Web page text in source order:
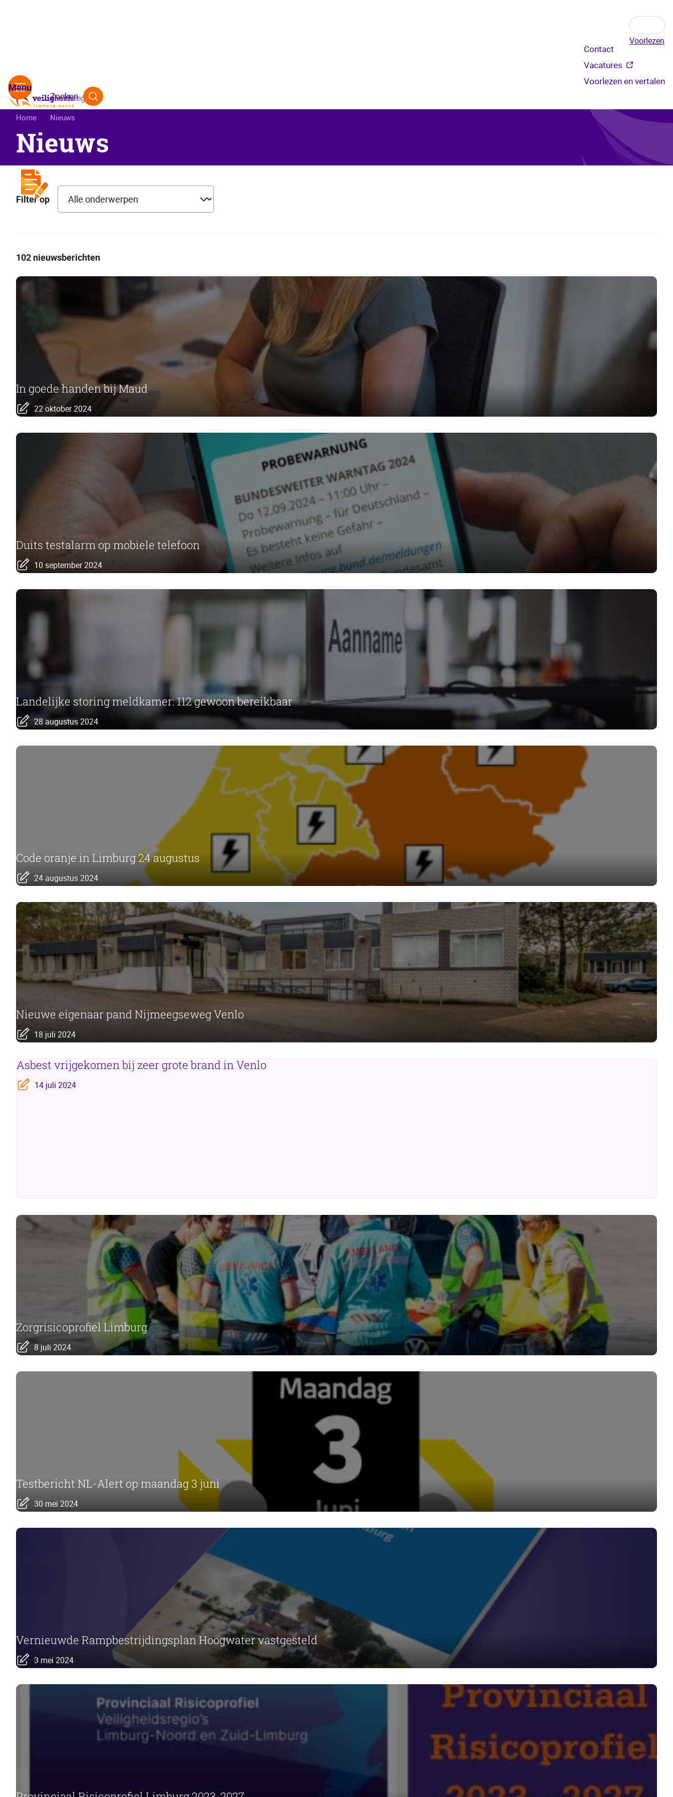
Voorlezen
Secundair
menu
Contact
Vacatures
Voorlezen en vertalen
Zoeken
Kruimelpad
Home Nieuws
Nieuws
Filter op
102 nieuwsberichten
In goede handen bij Maud
22 oktober 2024
Duits testalarm op mobiele telefoon
10 september 2024
Landelijke storing meldkamer: 112 gewoon bereikbaar
28 augustus 2024
Code oranje in Limburg 24 augustus
24 augustus 2024
Nieuwe eigenaar pand Nijmeegseweg Venlo
18 juli 2024
Asbest vrijgekomen bij zeer grote brand in Venlo
14 juli 2024
Zorgrisicoprofiel Limburg
8 juli 2024
Testbericht NL-Alert op maandag 3 juni
30 mei 2024
Vernieuwde Rampbestrijdingsplan Hoogwater vastgesteld
3 mei 2024